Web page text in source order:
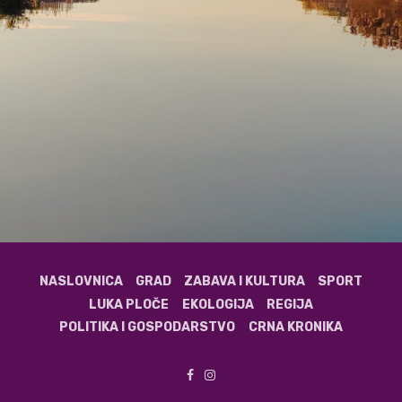
NASLOVNICA GRAD ZABAVA I KULTURA
SPORT
LUKA PLOČE
EKOLOGIJA
REGIJA
POLITIKA I GOSPODARSTVO
CRNA KRONIKA